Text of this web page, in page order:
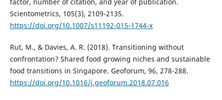
Scientometrics, 105(3), 2109-2135.
https://doi.org/10.1007/s11192-015-1744-x
Rut, M., & Davies, A. R. (2018). Transitioning without
confrontation? Shared food growing niches and sustainable
food transitions in Singapore. Geoforum, 96, 278-288.
https://doi.org/10.1016/j.geoforum.2018.07.016